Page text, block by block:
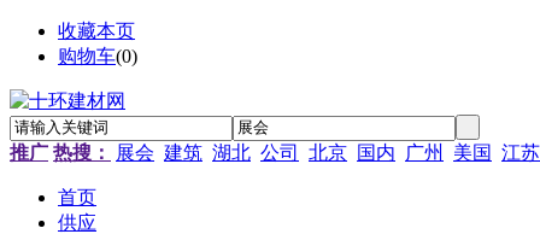
收藏本页
购物车(0)
推广 热搜： 展会 建筑 湖北 公司 北京 国内 广州 美国 江苏
首页
供应